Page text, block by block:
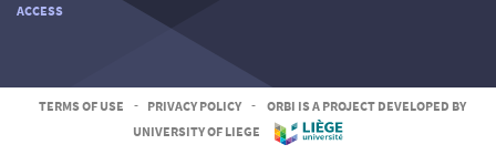
ACCESS
TERMS OF USE - PRIVACY POLICY -
ORBI IS A PROJECT DEVELOPED BY
UNIVERSITY OF LIEGE